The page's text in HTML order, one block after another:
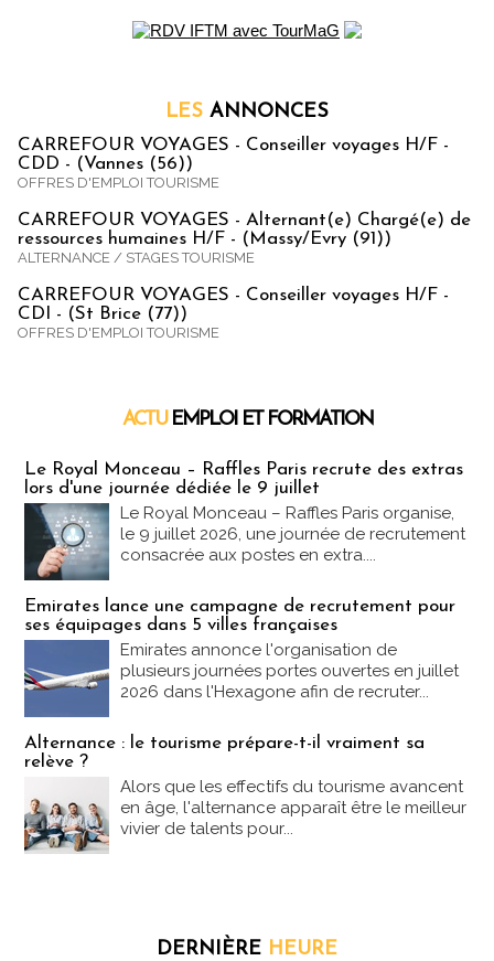
LES ANNONCES
CARREFOUR VOYAGES - Conseiller voyages H/F -
CDD - (Vannes (56))
OFFRES D'EMPLOI TOURISME
CARREFOUR VOYAGES - Alternant(e) Chargé(e) de
ressources humaines H/F - (Massy/Evry (91))
ALTERNANCE / STAGES TOURISME
CARREFOUR VOYAGES - Conseiller voyages H/F -
CDI - (St Brice (77))
OFFRES D'EMPLOI TOURISME
ACTU EMPLOI ET FORMATION
Le Royal Monceau – Raffles Paris recrute des extras
lors d'une journée dédiée le 9 juillet
Le Royal Monceau – Raffles Paris organise,
le 9 juillet 2026, une journée de recrutement
consacrée aux postes en extra....
Emirates lance une campagne de recrutement pour
ses équipages dans 5 villes françaises
Emirates annonce l'organisation de
plusieurs journées portes ouvertes en juillet
2026 dans l'Hexagone afin de recruter...
Alternance : le tourisme prépare-t-il vraiment sa
relève ?
Alors que les effectifs du tourisme avancent
en âge, l'alternance apparaît être le meilleur
vivier de talents pour...
DERNIÈRE HEURE